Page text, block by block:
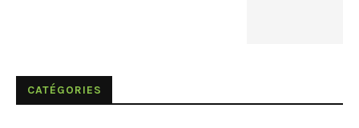
CATÉGORIES